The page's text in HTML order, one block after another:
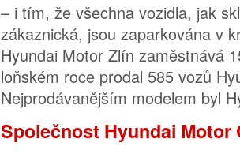
– i tím, že všechna vozidla, jak
zákaznická, jsou zaparkována v
Hyundai Motor Zlín zaměstnává
loňském roce prodal 585 vozů
Nejprodávanějším modelem byl
Společnost Hyundai Motor